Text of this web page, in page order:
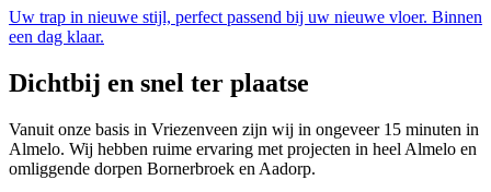
Uw trap in nieuwe stijl, perfect passend bij uw nieuwe vloer. Binnen
een dag klaar.
Dichtbij en snel ter plaatse
Vanuit onze basis in Vriezenveen zijn wij in ongeveer 15 minuten in
Almelo. Wij hebben ruime ervaring met projecten in heel Almelo en
omliggende dorpen Bornerbroek en Aadorp.